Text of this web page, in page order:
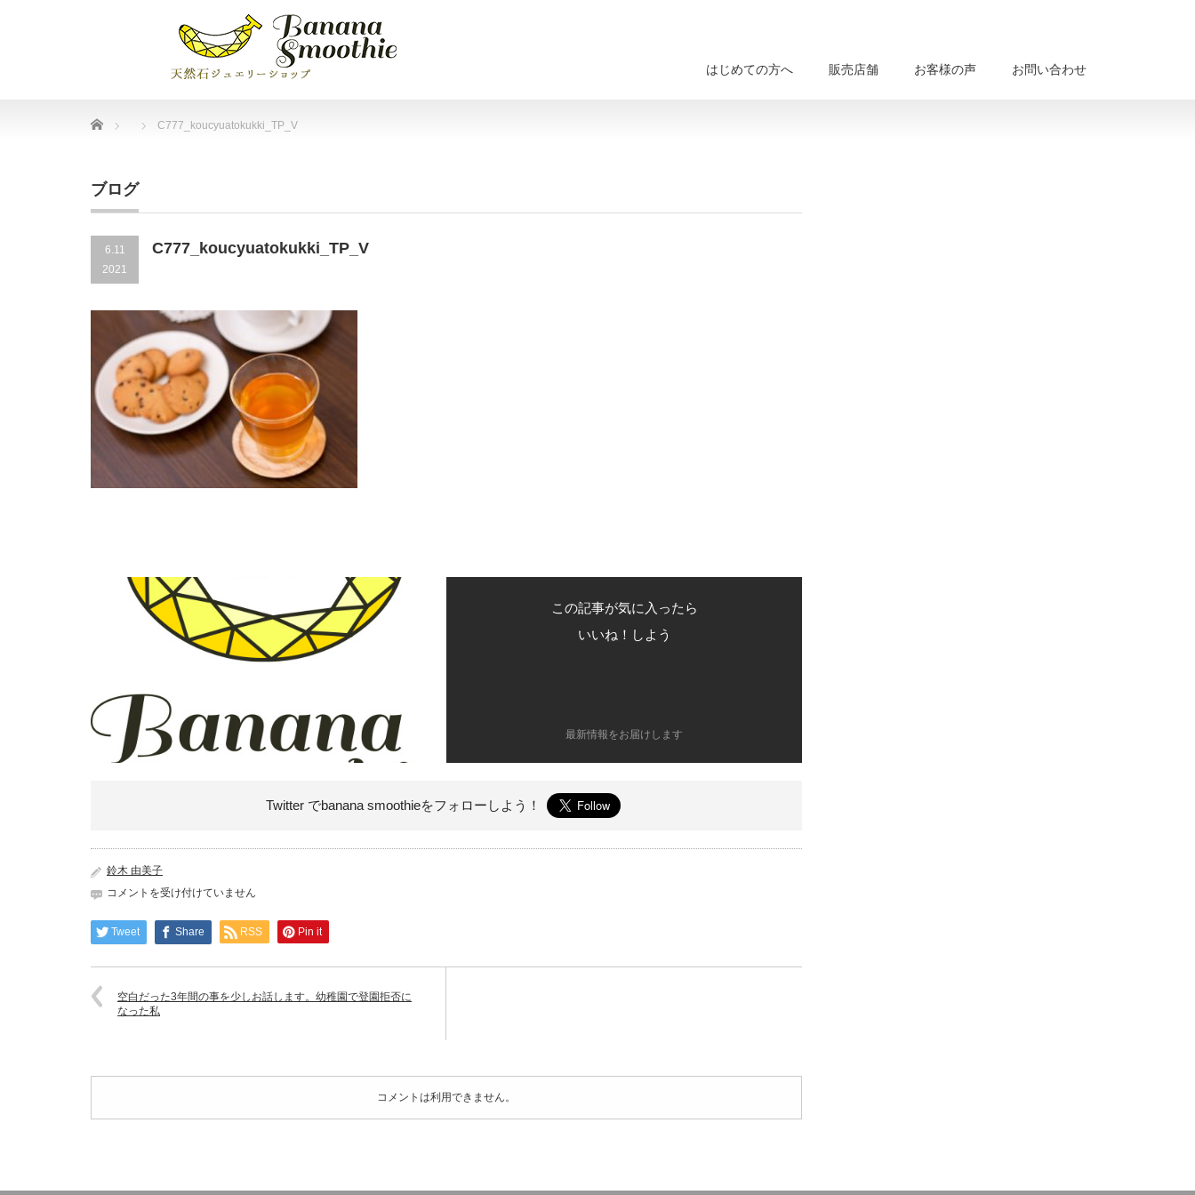
はじめての方へ 販売店舗 お客様の声 お問い合わせ
Home C777_koucyuatokukki_TP_V
ブログ
6.11
2021
C777_koucyuatokukki_TP_V
この記事が気に入ったら
いいね！しよう
最新情報をお届けします
Twitter でbanana smoothieをフォローしよう！
鈴木 由美子
C777_koucyuatokukki_TP_V
コメントを受け付けていません
Tweet Share RSS Pin it
空白だった3年間の事を少しお話します。幼稚園で登園拒否に
なった私
コメントは利用できません。